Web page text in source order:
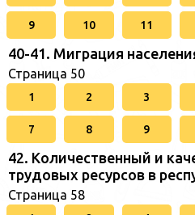
9 10 11
40-41. Миграция
Страница 50
1 2 3
7 8 9
42. Количественный и
трудовых ресурсов в
Страница 58